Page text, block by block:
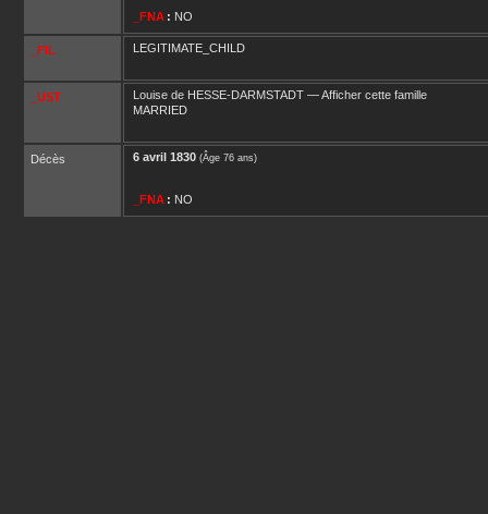
_FNA : NO
_FIL LEGITIMATE_CHILD
_UST Louise de HESSE-DARMSTADT —Afficher cette famille
MARRIED
Décès 6 avril 1830 (Âge 76 ans)
_FNA : NO